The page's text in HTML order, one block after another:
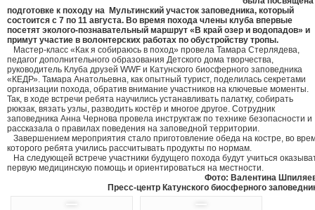
подготовке к походу на Мультинский участок заповедника, который
состоится с 7 по 11 августа. Во время похода члены клуба впервые
посетят эколого-познавательный маршрут «В край озер и водопадов» и
примут участие в волонтерских работах по обустройству тропы.
Мастер-класс «Как я собираюсь в поход» провела Тамара Стерлядева,
педагог дополнительного образования Детского дома творчества,
руководитель Клуба друзей WWF и Катунского биосферного заповедника
«КЕДР». Тамара Анатольевна, как опытный турист, поделилась секретами
организации похода, обратив внимание участников на ключевые моменты.
Так, в ходе встречи ребята научились устанавливать палатку, собирать
рюкзак, вязать узлы, разводить костёр и многое другое. Сотрудник
заповедника Анна Чернова провела инструктаж по технике безопасности и
рассказала о правилах поведения на заповедной территории.
Завершением мероприятия стало приготовление обеда на костре, во
которого ребята учились рассчитывать продукты по нормам.
На следующей встрече участники будущего похода будут учиться
первую медицинскую помощь и ориентироваться на местности.
Фото: Валентина
Пресс-центр Катунского биосферного